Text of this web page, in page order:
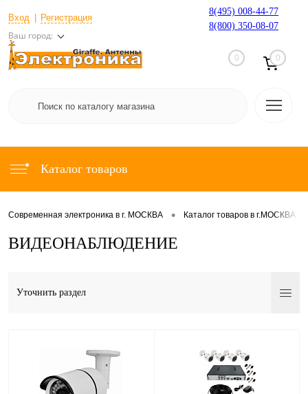
Вход Регистрация
Ваш город:
8(495) 008-44-77
8(800) 350-08-07
0 0
Каталог товаров
Современная электроника в г. МОСКВА • Каталог товаров в г.МОСКВА
ВИДЕОНАБЛЮДЕНИЕ
Уточнить раздел